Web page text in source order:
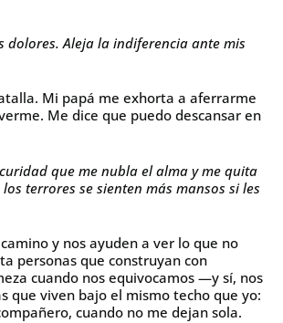
dolores. Aleja la indiferencia ante mis
Mi papá me exhorta a aferrarme
Me dice que puedo descansar en
que me nubla el alma y me quita
terrores se sienten más mansos si les
y nos ayuden a ver lo que no
personas que construyan con
cuando nos equivocamos —y sí, nos
que viven bajo el mismo techo que yo:
cuando no me dejan sola.